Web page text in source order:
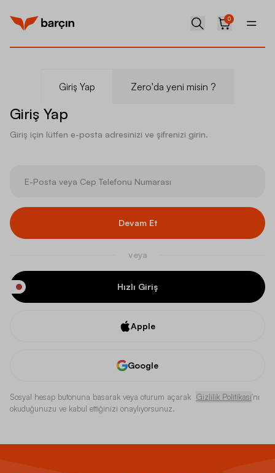
0
Giriş Yap Zero'da yeni misin ?
Giriş Yap
Giriş için lütfen e-posta adresinizi ve şifrenizi girin.
Devam Et
veya
Hızlı Giriş
Apple
Google
Sosyal hesap butonuna basarak veya oturum açarak Gizlilik Politikası'nı
okuduğunuzu ve kabul ettiğinizi onaylıyorsunuz.